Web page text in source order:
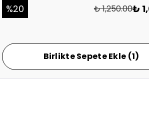
%20 ₺ 1,250.00₺
Birlikte Sepete Ekle (1)